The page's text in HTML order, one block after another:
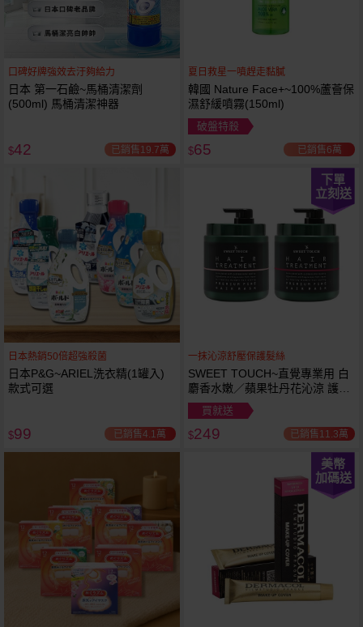
口碑好牌強效去汙夠給力
日本 第一石鹼~馬桶清潔劑
(500ml) 馬桶清潔神器
$42 已銷售19.7萬
夏日救星一噴趕走黏膩
韓國 Nature Face+~100%蘆薈保
濕舒緩噴霧(150ml)
破盤特殺
$65 已銷售6萬
日本熱銷50倍超強殺菌
日本P&G~ARIEL洗衣精(1罐入)
款式可選
$99 已銷售4.1萬
下單
立刻送
一抹沁涼舒壓保護髮絲
SWEET TOUCH~直覺專業用 白
麝香水嫩／蘋果牡丹花沁涼 護髮
膜(1000ml) 款式可選 全新包裝
買就送
$249 已銷售11.3萬
美幣
加碼送